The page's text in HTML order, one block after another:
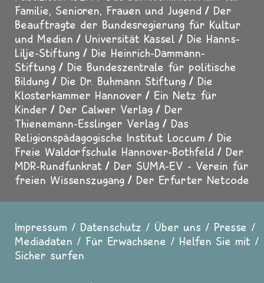
Familie, Senioren, Frauen und Jugend
Der
Beauftragte der Bundesregierung für Kultur
und Medien
Universität Kassel
Die Hanns-
Lilje-Stiftung
Die Heinrich-Dammann-
Stiftung
Die Bundeszentrale für politische
Bildung
Die Dr. Buhmann Stiftung
Die
Klosterkammer Hannover
Ein Netz für
Kinder
Der Calwer Verlag
Der
Thienemann-Esslinger Verlag
Das
Religionspädagogische Institut Loccum
Die
Freie Waldorfschule Hannover-Bothfeld
Der
MDR-Rundfunkrat
Der SUMA-EV - Verein für
freien Wissenszugang
Der Erfurter Netcode
Fußzeile
Impressum Datenschutz Über uns
Presse
Mediadaten
Für Erwachsene
Helfen Sie mit
Sicher surfen